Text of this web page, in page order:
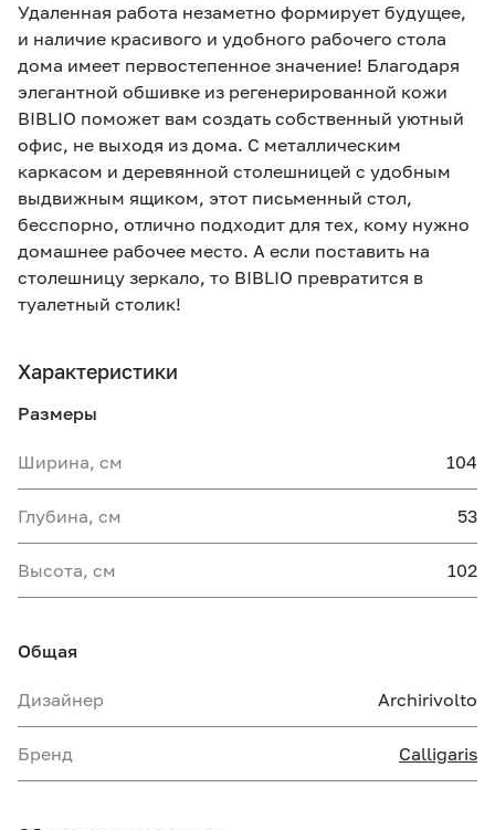
Удаленная работа незаметно формирует будущее,
и наличие красивого и удобного рабочего стола
дома имеет первостепенное значение! Благодаря
элегантной обшивке из регенерированной кожи
BIBLIO поможет вам создать собственный уютный
офис, не выходя из дома. С металлическим
каркасом и деревянной столешницей с удобным
выдвижным ящиком, этот письменный стол,
бесспорно, отлично подходит для тех, кому нужно
домашнее рабочее место. А если поставить на
столешницу зеркало, то BIBLIO превратится в
туалетный столик!
Характеристики
Размеры
Ширина, см 104
Глубина, см 53
Высота, см 102
Общая
Дизайнер Archirivolto
Бренд Calligaris